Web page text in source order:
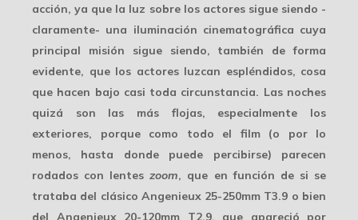
acción, ya que la luz sobre los actores sigue siendo -
claramente- una iluminación cinematográfica cuya
principal misión sigue siendo, también de forma
evidente, que los actores luzcan espléndidos, cosa
que hacen bajo casi toda circunstancia. Las noches
quizá son las más flojas, especialmente los
exteriores, porque como todo el film (o por lo
menos, hasta donde puede percibirse) parecen
rodados con lenteszoom, que en función de si se
trataba del clásico Angenieux 25-250mm T3.9 o bien
del Angenieux 20-120mm T2.9, que apareció por